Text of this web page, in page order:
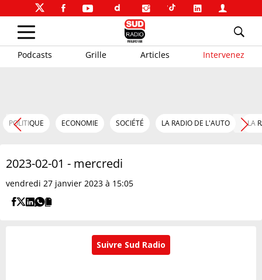
Podcasts Grille Articles Intervenez
POLITIQUE ECONOMIE SOCIÉTÉ LA RADIO DE L'AUTO LA
2023-02-01 - mercredi
vendredi 27 janvier 2023 à 15:05
Suivre Sud Radio